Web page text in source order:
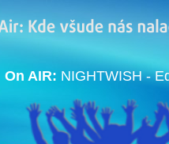
On AIR: NIGHTWISH -